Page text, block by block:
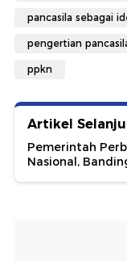
pancasila sebagai
pengertian
ppkn
Artikel
Pemerintah
Nasional,